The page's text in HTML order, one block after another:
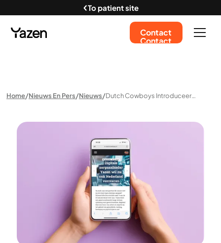
To patient site
Contact
Contact
Home Nieuws En Pers Nieuws Dutch Cowboys Introduceert Yazen In Een Artikel